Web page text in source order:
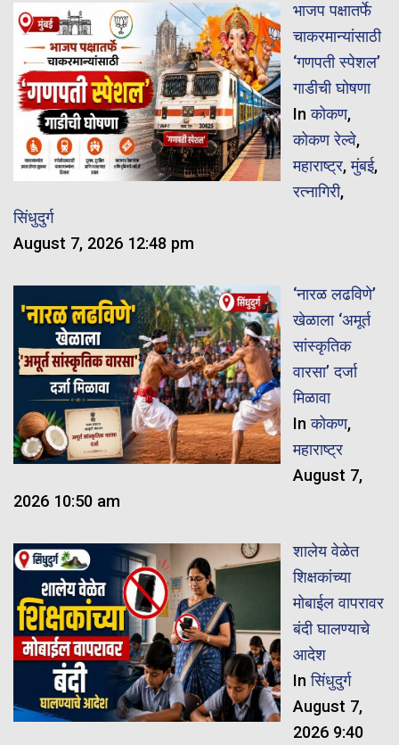
भाजप पक्षातर्फे
चाकरमान्यांसाठी
‘गणपती स्पेशल’
गाडीची घोषणा
Inकोकण,
कोकण रेल्वे,
महाराष्ट्र,मुंबई,
रत्नागिरी,
सिंधुदुर्ग
August 7, 2026 12:48 pm
‘नारळ लढविणे’
खेळाला ‘अमूर्त
सांस्कृतिक
वारसा’ दर्जा
मिळावा
Inकोकण,
महाराष्ट्र
August 7,
2026 10:50 am
शालेय वेळेत
शिक्षकांच्या
मोबाईल वापरावर
बंदी घालण्याचे
आदेश
Inसिंधुदुर्ग
August 7,
2026 9:40